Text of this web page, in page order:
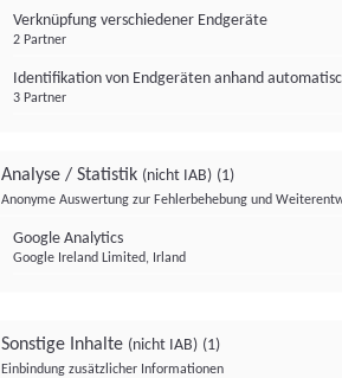
Verknüpfung verschiedener Endgeräte
2 Partner
Identifikation von Endgeräten anhand
3 Partner
Analyse / Statistik (nicht IAB) (1)
Anonyme Auswertung zur Fehlerbehebung und
Google Analytics
Google Ireland Limited, Irland
Sonstige Inhalte (nicht IAB) (1)
Einbindung zusätzlicher Informationen